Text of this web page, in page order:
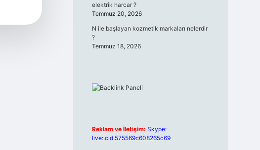
elektrik harcar ?
Temmuz 20, 2026
N ile başlayan kozmetik markaları nelerdir
?
Temmuz 18, 2026
Reklam ve İletişim: Skype:
live:.cid.575569c608265c69